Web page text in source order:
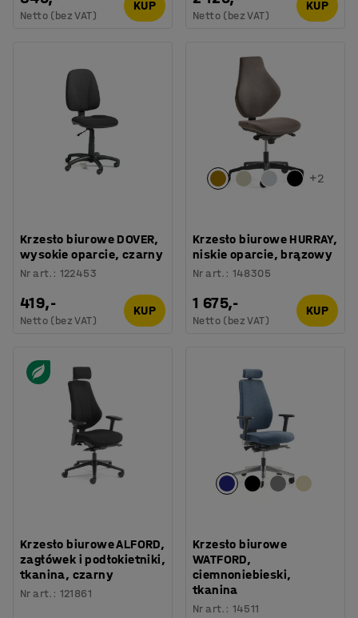
Netto (bez VAT)
KUP
Netto (bez VAT)
KUP
Krzesło biurowe DOVER,
wysokie oparcie, czarny
Nr art. : 122453
419,-
Netto (bez VAT)
KUP
+2
Krzesło biurowe HURRAY,
niskie oparcie, brązowy
Nr art. : 148305
1 675,-
Netto (bez VAT)
KUP
Krzesło biurowe ALFORD,
zagłówek i podłokietniki,
tkanina, czarny
Nr art. : 121861
Krzesło biurowe
WATFORD,
ciemnoniebieski,
tkanina
Nr art. : 14511